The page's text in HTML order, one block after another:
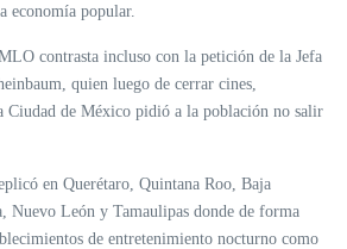
economía popular.
contrasta incluso con la petición de la Jefa
quien luego de cerrar cines,
Ciudad de México pidió a la población no salir
en Querétaro, Quintana Roo, Baja
Nuevo León y Tamaulipas donde de forma
de entretenimiento nocturno como